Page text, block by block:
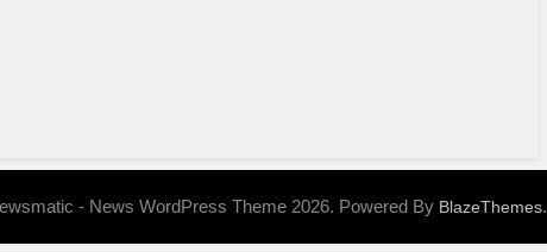
- News WordPress Theme 2026. Powered By BlazeThemes.